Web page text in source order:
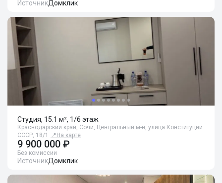
ИсточникДомклик
Студия, 15.1 м², 1/6 этаж
Краснодарский край, Сочи, Центральный м-н, улица Конституции
СССР, 18/1
📍 На карте
9 900 000 ₽
Без комиссии
ИсточникДомклик